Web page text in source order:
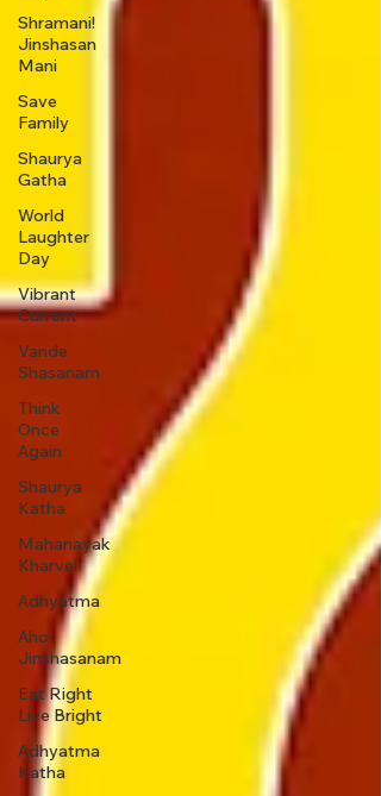
Shramani!
Jinshasan
Mani
Save
Family
Shaurya
Gatha
World
Laughter
Day
Vibrant
Current
Vande
Shasanam
Think
Once
Again
Shaurya
Katha
Mahanayak
Kharvel
Adhyatma
Aho
Jinshasanam
Eat Right
Live Bright
Adhyatma
Katha